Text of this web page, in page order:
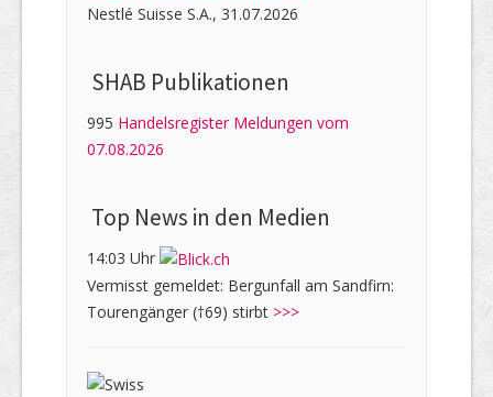
Nestlé Suisse S.A., 31.07.2026
SHAB Publi­kati­onen
995 Handelsregister Meldungen vom
07.08.2026
Top News in den Medien
14:03 Uhr
Vermisst gemeldet: Bergunfall am Sandfirn:
Tourengänger (†69) stirbt >>>